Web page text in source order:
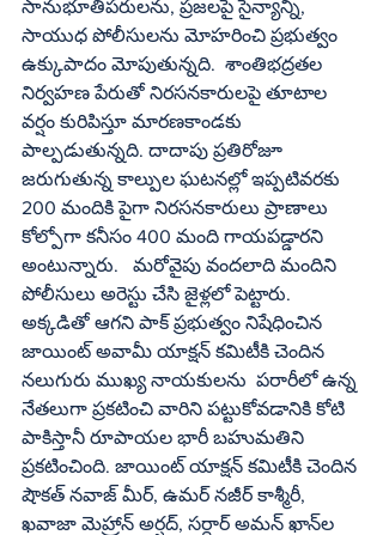
సానుభూతిపరులను, ప్రజలపై సైన్యాన్ని,
సాయుధ పోలీసులను మోహరించి ప్రభుత్వం
ఉక్కుపాదం మోపుతున్నది.  శాంతిభద్రతల
నిర్వహణ పేరుతో నిరసనకారులపై తూటాల
వర్షం కురిపిస్తూ మారణకాండకు
పాల్పడుతున్నది. దాదాపు ప్రతిరోజూ
జరుగుతున్న కాల్పుల ఘటనల్లో ఇప్పటివరకు
200 మందికి పైగా నిరసనకారులు ప్రాణాలు
కోల్పోగా కనీసం 400 మంది గాయపడ్డారని
అంటున్నారు.   మరోవైపు వందలాది మందిని
పోలీసులు అరెస్టు చేసి జైళ్లలో పెట్టారు.
అక్కడితో ఆగని పాక్ ప్రభుత్వం నిషేధించిన
జాయింట్ అవామీ యాక్షన్ కమిటీకి చెందిన
నలుగురు ముఖ్య నాయకులను  పరారీలో ఉన్న
నేతలుగా ప్రకటించి వారిని పట్టుకోవడానికి కోటి
పాకిస్తానీ రూపాయల భారీ బహుమతిని
ప్రకటించింది. జాయింట్ యాక్షన్ కమిటీకి చెందిన
షౌకత్ నవాజ్ మీర్, ఉమర్ నజీర్ కాశ్మీరీ,
ఖవాజా మెహ్రాన్ అర్షద్, సర్దార్ అమన్ ఖాన్‌ల